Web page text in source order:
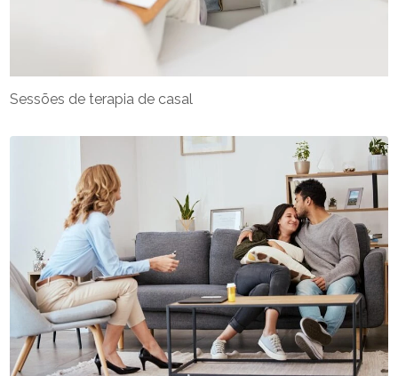
Sessões de terapia de casal